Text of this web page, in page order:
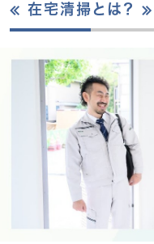
≪ 在宅清掃とは？ ≫